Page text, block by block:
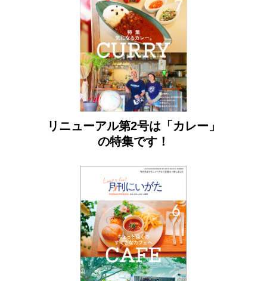
リニューアル第2号は「カレー」
の特集です！